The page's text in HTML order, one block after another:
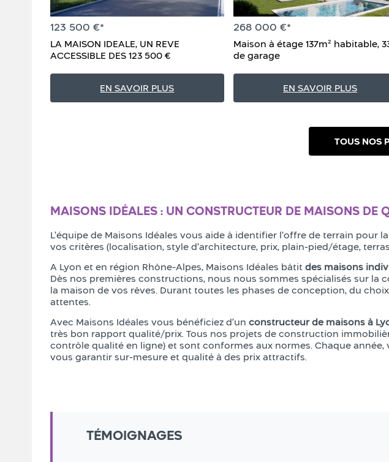
123 500 €*
LA MAISON IDEALE, UN REVE
ACCESSIBLE DES 123 500 €
EN SAVOIR PLUS
268 000 €*
Maison à étage 137m² habitable,
de garage
EN SAVOIR PLUS
TOUS NOS
MAISONS IDÉALES : UN CONSTRUCTEUR DE MAISONS DE
L’équipe de Maisons Idéales vous aide à identifier l’offre de terrain
vos critères (localisation, style d’architecture, prix, plain-pied/étage,
A Lyon et en région Rhône-Alpes, Maisons Idéales bâtit des maisons
Dès nos premières constructions, nous nous sommes spécialisés sur
la maison de vos rêves. Durant toutes les phases de conception, du
attentes.
Avec Maisons Idéales vous bénéficiez d’un constructeur de maisons à
très bon rapport qualité/prix. Tous nos projets de construction
contrôle qualité en ligne) et sont conformes aux normes. Chaque
vous garantir sur-mesure et qualité à des prix attractifs.
TÉMOIGNAGES